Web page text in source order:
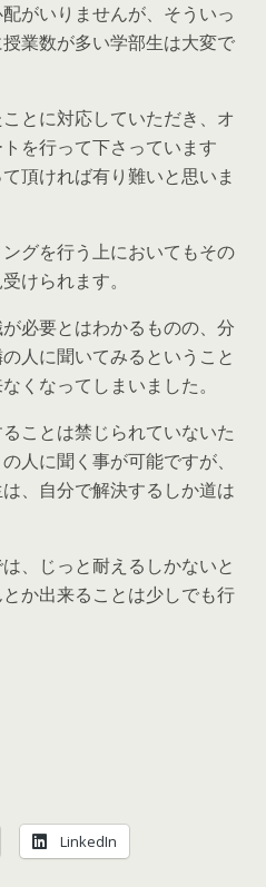
がいりませんが、そういっ
業数が多い学部生は大変で
とに対応していただき、オ
を行って下さっています
頂ければ有り難いと思いま
グを行う上においてもその
けられます。
必要とはわかるものの、分
人に聞いてみるということ
くなってしまいました。
ことは禁じられていないた
人に聞く事が可能ですが、
、自分で解決するしか道は
、じっと耐えるしかないと
か出来ることは少しでも行
LinkedIn